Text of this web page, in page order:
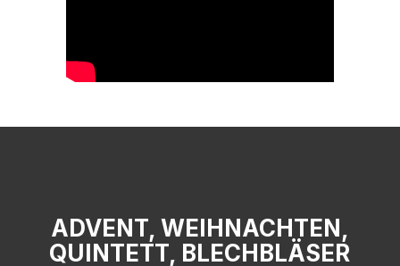
ADVENT, WEIHNACHTEN,
QUINTETT, BLECHBLÄSER